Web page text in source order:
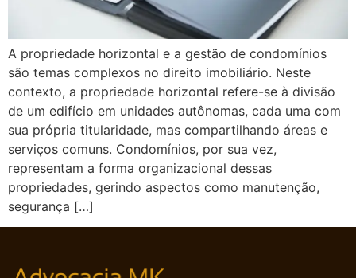
A propriedade horizontal e a gestão de condomínios
são temas complexos no direito imobiliário. Neste
contexto, a propriedade horizontal refere-se à divisão
de um edifício em unidades autônomas, cada uma com
sua própria titularidade, mas compartilhando áreas e
serviços comuns. Condomínios, por sua vez,
representam a forma organizacional dessas
propriedades, gerindo aspectos como manutenção,
segurança […]